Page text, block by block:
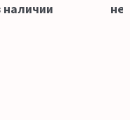
наличии